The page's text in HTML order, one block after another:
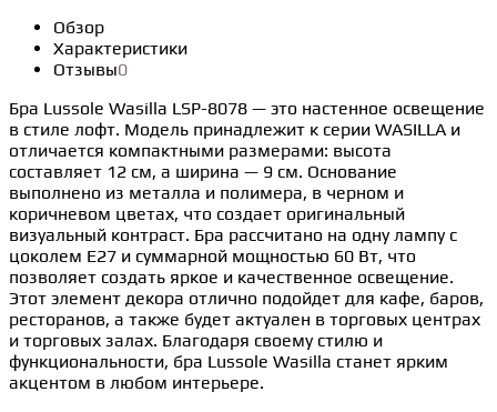
Обзор
Характеристики
Отзывы0
Бра Lussole Wasilla LSP-8078 — это настенное освещение
в стиле лофт. Модель принадлежит к серии WASILLA и
отличается компактными размерами: высота
составляет 12 см, а ширина — 9 см. Основание
выполнено из металла и полимера, в черном и
коричневом цветах, что создает оригинальный
визуальный контраст. Бра рассчитано на одну лампу с
цоколем E27 и суммарной мощностью 60 Вт, что
позволяет создать яркое и качественное освещение.
Этот элемент декора отлично подойдет для кафе, баров,
ресторанов, а также будет актуален в торговых центрах
и торговых залах. Благодаря своему стилю и
функциональности, бра Lussole Wasilla станет ярким
акцентом в любом интерьере.